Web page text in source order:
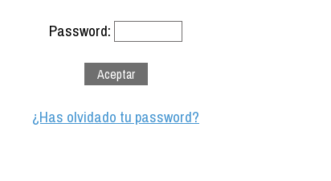
Password:
¿Has olvidado tu password?